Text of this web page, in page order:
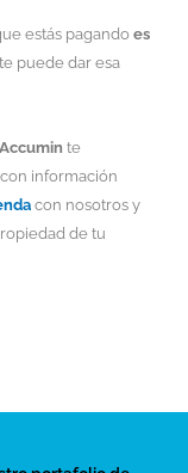
estás pagando es
puede dar esa
te
información
con nosotros y
de tu